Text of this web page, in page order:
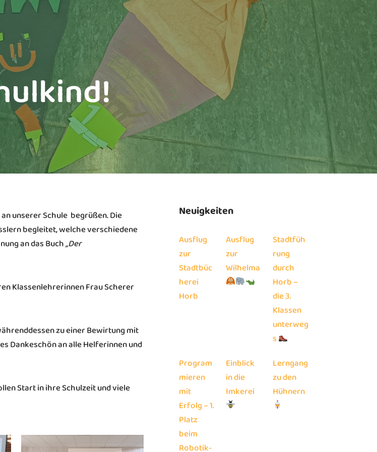
unserer Schule begrüßen. Die
begleitet, welche verschiedene
an das Buch„Der
Klassenlehrerinnen Frau Scherer
zu einer Bewirtung mit
Dankeschön an alle Helferinnen und
Start in ihre Schulzeit und viele
Neuigkeiten
Ausflug
zur
Stadtbüc
herei
Horb
Ausflug
zur
Wilhelma
Stadtfüh
rung
durch
Horb –
die 3.
Klassen
unterweg
s
Program
mieren
mit
Erfolg – 1.
Platz
beim
Robotik-
Einblick
in die
Imkerei
Lerngang
zu den
Hühnern